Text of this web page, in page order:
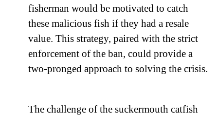
fisherman would be motivated to catch
these malicious fish if they had a resale
value. This strategy, paired with the strict
enforcement of the ban, could provide a
two-pronged approach to solving the crisis.
The challenge of the suckermouth catfish